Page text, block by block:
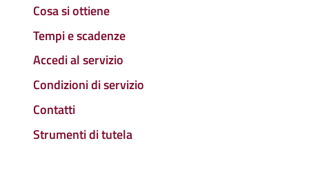
Cosa si ottiene
Tempi e scadenze
Accedi al servizio
Condizioni di servizio
Contatti
Strumenti di tutela